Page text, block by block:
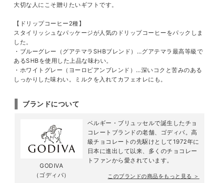
大切な人にこそ贈りたいギフトです。
【ドリップコーヒー2種】
スタイリッシュなパッケージが人気のドリップコーヒーをパックしま
した。
・ブルーグレー（グアテマラSHBブレンド）…グアテマラ最高等級で
あるSHBを使用した上品な味わい。
・ホワイトグレー（ヨーロピアンブレンド）…深いコクと苦みのある
しっかりした味わい。ミルクを入れてカフェオレにも。
ブランドについて
GODIVA
（ゴディバ）
ベルギー・ブリュッセルで誕生したチョ
コレートブランドの老舗、ゴディバ。高
級チョコレートの先駆けとして1972年に
日本に進出して以来、多くのチョコレー
トファンから愛されています。
このブランドの商品をもっと見る ＞